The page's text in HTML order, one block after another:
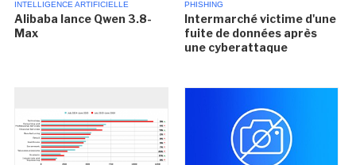
INTELLIGENCE ARTIFICIELLE
Alibaba lance Qwen 3.8-
Max
PHISHING
Intermarché victime d'une
fuite de données après
une cyberattaque